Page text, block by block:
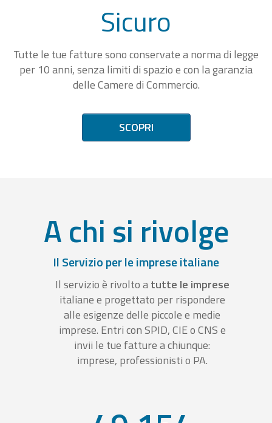
Sicuro
Tutte le tue fatture sono conservate a norma di legge
per 10 anni, senza limiti di spazio e con la garanzia
delle Camere di Commercio.
SCOPRI
A chi si rivolge
Il Servizio per le imprese italiane
Il servizio è rivolto atutte le imprese
italiane e progettato per rispondere
alle esigenze delle piccole e medie
imprese. Entri con SPID, CIE o CNS e
invii le tue fatture a chiunque:
imprese, professionisti o PA.